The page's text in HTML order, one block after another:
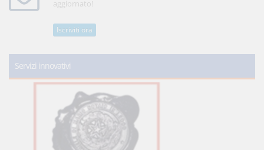
aggiornato!
Iscriviti ora
Servizi innovativi